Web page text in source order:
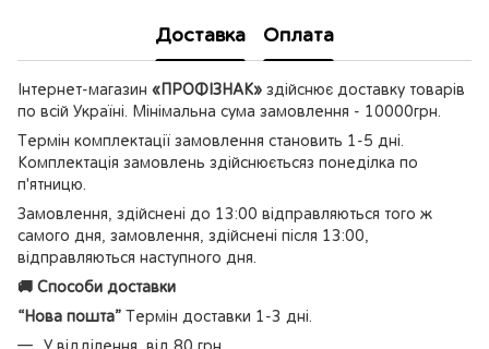
Доставка Оплата
Інтернет-магазин «ПРОФІЗНАК» здійснює доставку товарів
по всій Україні. Мінімальна сума замовлення - 10000грн.
Термін комплектації замовлення становить 1-5 дні.
Комплектація замовлень здійснюєтьсяз понеділка по
п'ятницю.
Замовлення, здійснені до 13:00 відправляються того ж
самого дня, замовлення, здійснені після 13:00,
відправляються наступного дня.
🚚 Способи доставки
“Нова пошта” Термін доставки 1-3 дні.